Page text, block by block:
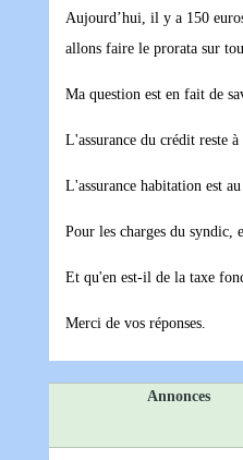
Aujourd’hui, il y a 150
allons faire le prorata sur
Ma question est en fait de
L'assurance du crédit reste à
L'assurance habitation est
Pour les charges du syndic,
Et qu'en est-il de la taxe
Merci de vos réponses.
Annonces